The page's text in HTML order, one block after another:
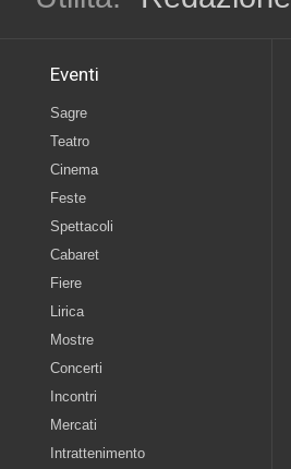
Eventi
Sagre
Teatro
Cinema
Feste
Spettacoli
Cabaret
Fiere
Lirica
Mostre
Concerti
Incontri
Mercati
Intrattenimento